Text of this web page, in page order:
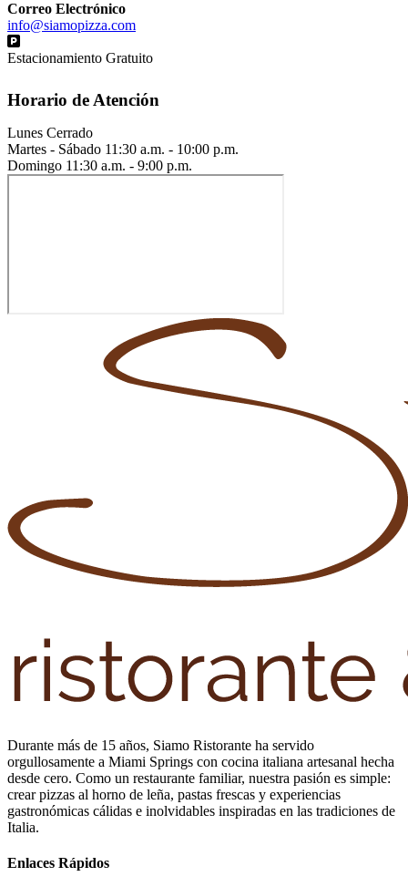
Correo Electrónico
info@siamopizza.com
Estacionamiento Gratuito
Horario de Atención
Lunes Cerrado
Martes - Sábado 11:30 a.m. - 10:00 p.m.
Domingo 11:30 a.m. - 9:00 p.m.
Durante más de 15 años, Siamo Ristorante ha servido
orgullosamente a Miami Springs con cocina italiana artesanal hecha
desde cero. Como un restaurante familiar, nuestra pasión es simple:
crear pizzas al horno de leña, pastas frescas y experiencias
gastronómicas cálidas e inolvidables inspiradas en las tradiciones de
Italia.
Enlaces Rápidos